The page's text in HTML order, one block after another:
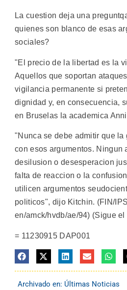
La cuestion deja una
quienes son blanco de esas
sociales?
"El precio de la libertad es la
Aquellos que soportan
vigilancia permanente si
dignidad y, en consecuencia,
en Bruselas la academica
"Nunca se debe admitir que la
con esos argumentos. Ningun
desilusion o desesperacion
falta de reaccion o la
utilicen argumentos
politicos", dijo Kitchin. (FIN/
en/amck/hvdb/ae/94) (Sigue
= 11230915 DAP001
Archivado en: Últimas Noticias